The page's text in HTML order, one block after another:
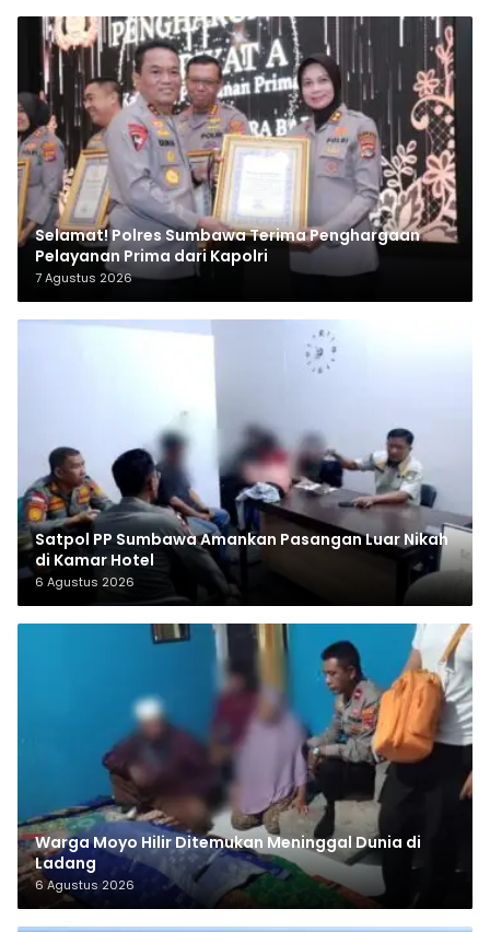
Selamat! Polres Sumbawa Terima Penghargaan
Pelayanan Prima dari Kapolri
7 Agustus 2026
Satpol PP Sumbawa Amankan Pasangan Luar Nikah
di Kamar Hotel
6 Agustus 2026
Warga Moyo Hilir Ditemukan Meninggal Dunia di
Ladang
6 Agustus 2026